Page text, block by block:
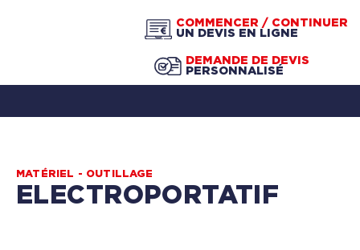
COMMENCER / CONTINUER
UN DEVIS EN LIGNE
DEMANDE DE DEVIS
PERSONNALISÉ
MATÉRIEL - OUTILLAGE
ELECTROPORTATIF